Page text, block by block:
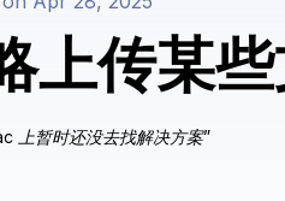
上传某
上暂时还没去找解决方案